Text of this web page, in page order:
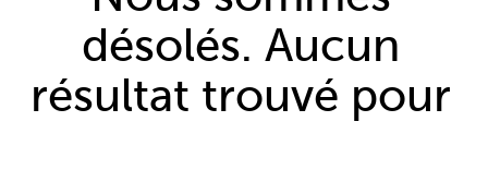
désolés. Aucun
résultat trouvé pour